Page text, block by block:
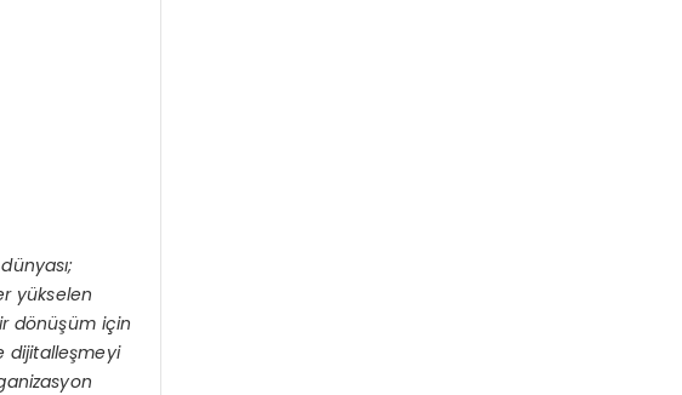
yükselen
dönüşüm için
dijitalleşmeyi